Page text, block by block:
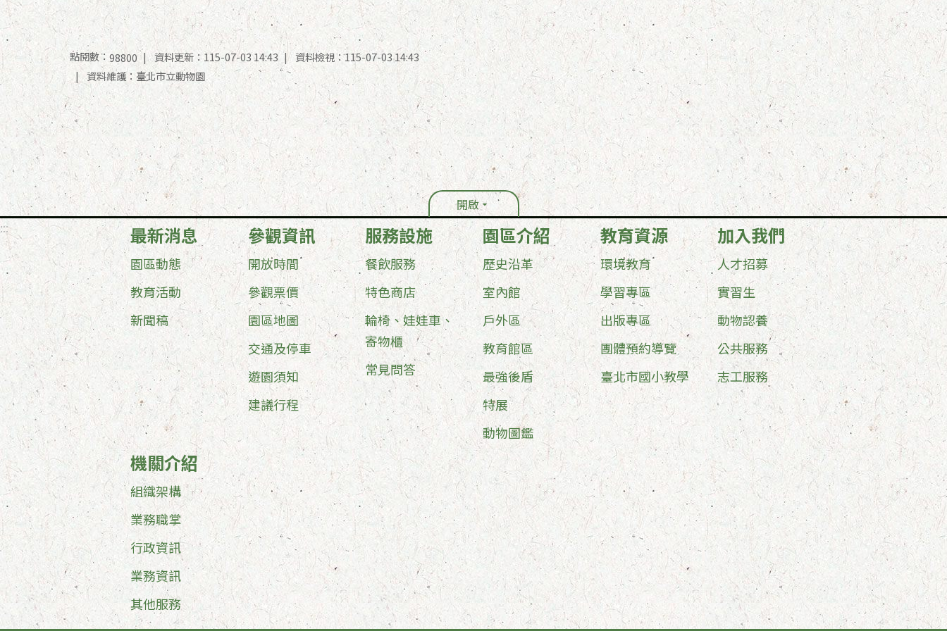
點閱數： 98800 資料更新：115-07-03 14:43
資料檢視：115-07-03 14:43
資料維護：臺北市立動物園
開啟
:::
最新消息
園區動態
教育活動
新聞稿
參觀資訊
開放時間
參觀票價
園區地圖
交通及停車
遊園須知
建議行程
服務設施
餐飲服務
特色商店
輪椅、娃娃車、
寄物櫃
常見問答
園區介紹
歷史沿革
室內館
戶外區
教育館區
最強後盾
特展
動物圖鑑
教育資源
環境教育
學習專區
出版專區
團體預約導覽
臺北市國小教學
加入我們
人才招募
實習生
動物認養
公共服務
志工服務
機關介紹
組織架構
業務職掌
行政資訊
業務資訊
其他服務